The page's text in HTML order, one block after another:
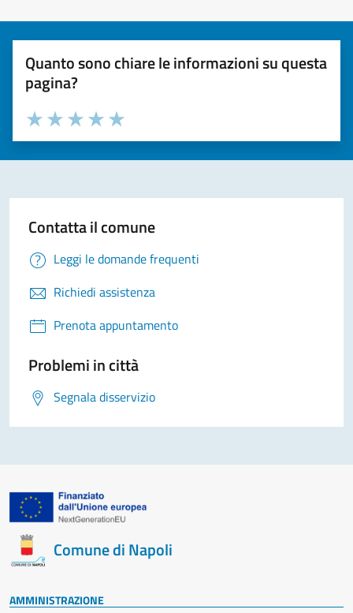
Quanto sono chiare le informazioni su questa
pagina?
Valuta la chiarezza delle informazioni (da 1 a 5 stelle)
Seleziona il numero di stelle per valutare la chiarezza delle
Valuta 5 stelle su 5
Valuta 4 stelle su 5
Valuta 3 stelle su 5
Valuta 2 stelle su 5
Valuta 1 stelle su 5
Contatta il comune
Leggi le domande frequenti
Richiedi assistenza
Prenota appuntamento
Problemi in città
Segnala disservizio
Comune di Napoli
AMMINISTRAZIONE